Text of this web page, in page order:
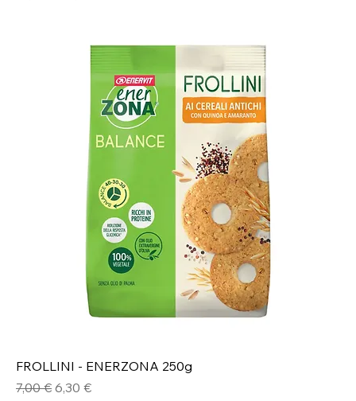
FROLLINI - ENERZONA 250g
Prezzo regolare
7,00 € Prezzo scontato
6,30 €